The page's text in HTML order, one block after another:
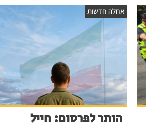
אחלה חדשות
הותר לפרסום: חייל